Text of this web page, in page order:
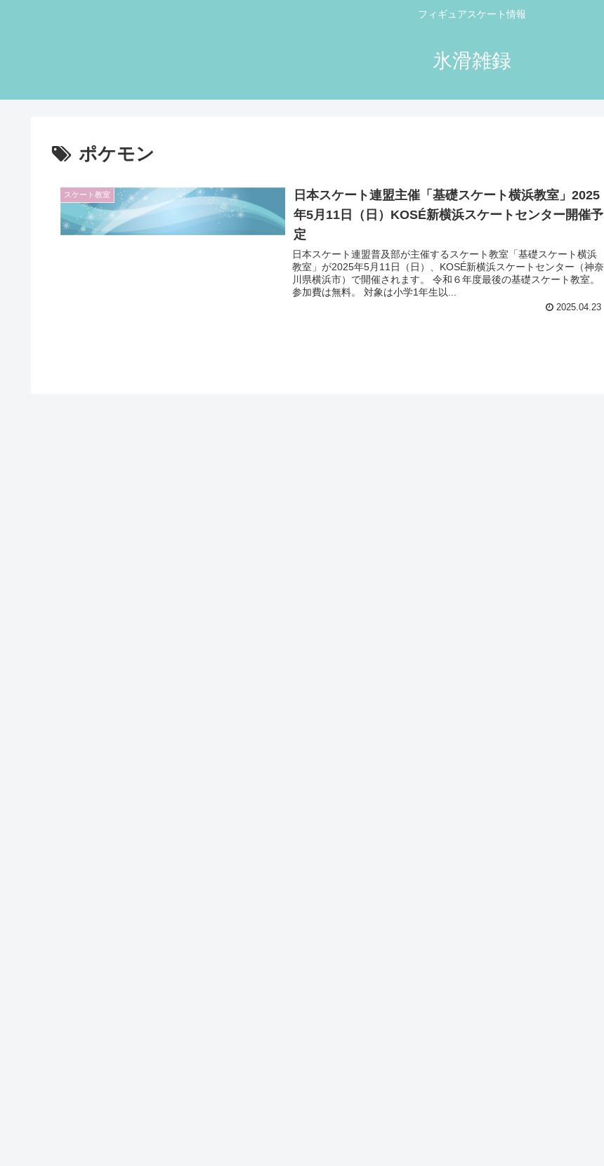
フィギュアスケート情報
氷滑雑録
ポケモン
スケート教室
日本スケート連盟主催「基礎スケート横浜教室」2025
年5月11日（日）KOSÉ新横浜スケートセンター開催予
定
日本スケート連盟普及部が主催するスケート教室「基礎スケート横浜
教室」が2025年5月11日（日）、KOSÉ新横浜スケートセンター（神奈
川県横浜市）で開催されます。 令和６年度最後の基礎スケート教室。
参加費は無料。 対象は小学1年生以...
2025.04.23